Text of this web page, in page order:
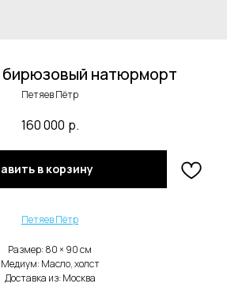
натюрморт
Петяев Пётр
160 000 р.
в корзину
Петяев Пётр
Размер: 80 × 90 cм
Медиум: Масло, холст
Доставка из: Москва